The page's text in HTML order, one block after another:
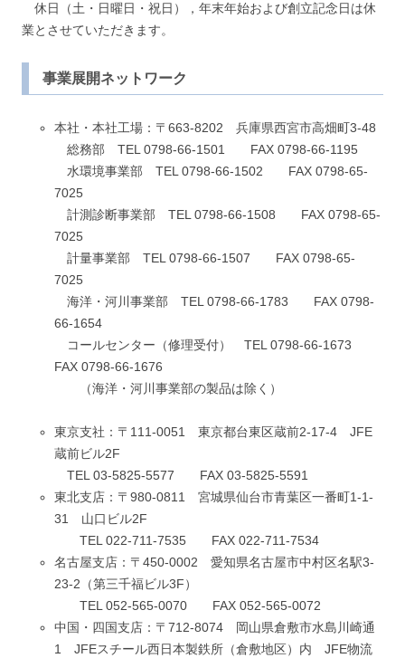
休日（土・日曜日・祝日），年末年始および創立記念日は休
業とさせていただきます。
事業展開ネットワーク
本社・本社工場：〒663-8202 兵庫県西宮市高畑町3-48
総務部 TEL 0798-66-1501 FAX 0798-66-1195
水環境事業部 TEL 0798-66-1502 FAX 0798-65-
7025
計測診断事業部 TEL 0798-66-1508 FAX 0798-65-
7025
計量事業部 TEL 0798-66-1507 FAX 0798-65-
7025
海洋・河川事業部 TEL 0798-66-1783 FAX 0798-
66-1654
コールセンター（修理受付） TEL 0798-66-1673
FAX 0798-66-1676
（海洋・河川事業部の製品は除く）
東京支社：〒111-0051 東京都台東区蔵前2-17-4 JFE
蔵前ビル2F
TEL 03-5825-5577 FAX 03-5825-5591
東北支店：〒980-0811 宮城県仙台市青葉区一番町1-1-
31 山口ビル2F
TEL 022-711-7535 FAX 022-711-7534
名古屋支店：〒450-0002 愛知県名古屋市中村区名駅3-
23-2（第三千福ビル3F）
TEL 052-565-0070 FAX 052-565-0072
中国・四国支店：〒712-8074 岡山県倉敷市水島川崎通
1 JFEスチール西日本製鉄所（倉敷地区）内 JFE物流